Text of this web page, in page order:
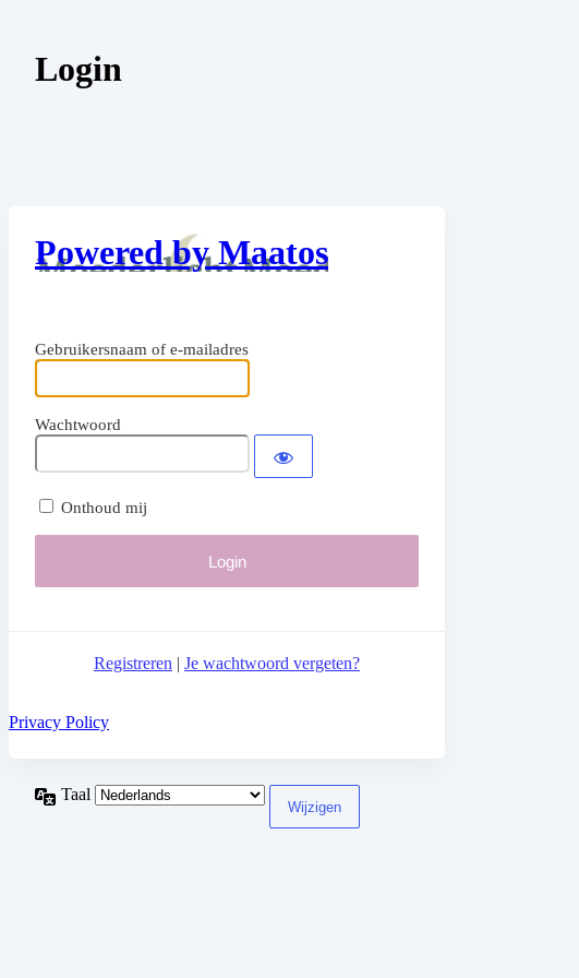
Login
Powered by Maatos
Gebruikersnaam of e-mailadres
Wachtwoord
Onthoud mij
Registreren | Je wachtwoord vergeten?
Privacy Policy
Taal